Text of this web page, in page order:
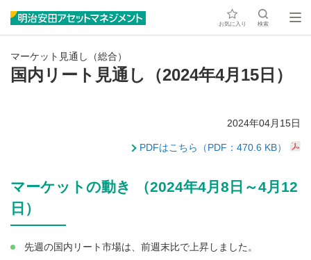
お気に入り 検索
マーケット見通し（総合）
国内リート見通し（2024年4月15日）
2024年04月15日
PDFはこちら（PDF：470.6 KB）
マーケットの動き （2024年4月8日～4月12
日）
先週の国内リート市場は、前週末比で上昇しました。